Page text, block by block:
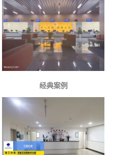
经典案例